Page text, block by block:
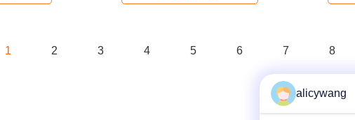
1 2 3 4 5 6 7 8
alicywang